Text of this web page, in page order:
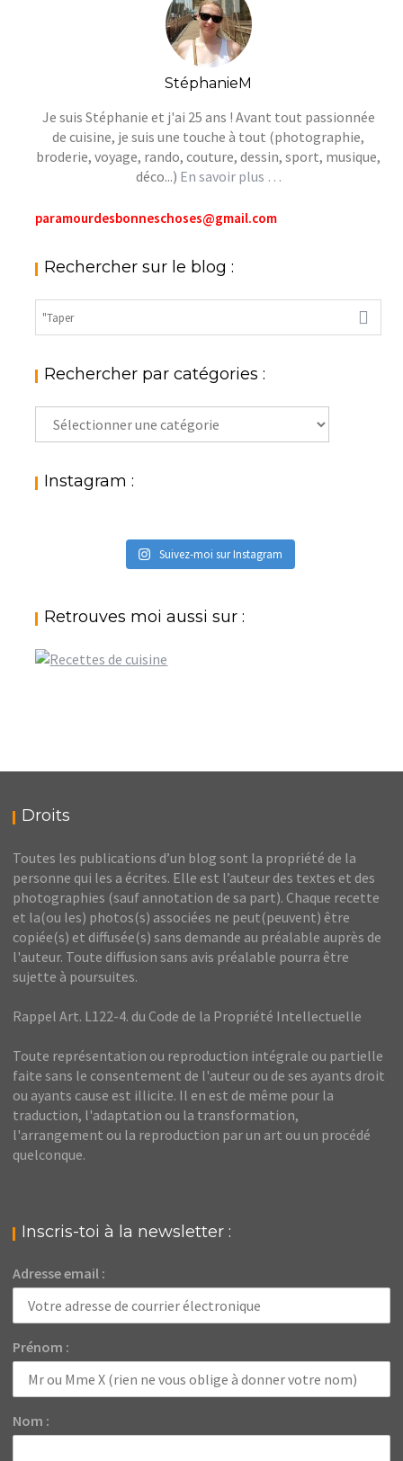
StéphanieM
Je suis Stéphanie et j'ai 25 ans ! Avant tout passionnée
de cuisine, je suis une touche à tout (photographie,
broderie, voyage, rando, couture, dessin, sport, musique,
déco...) En savoir plus …
paramourdesbonneschoses@gmail.com
Rechercher sur le blog :
Rechercher par catégories :
Rechercher
par
: Instagram :
Suivez-moi sur Instagram
Retrouves moi aussi sur :
Droits
Toutes les publications d’un blog sont la propriété de la
personne qui les a écrites. Elle est l’auteur des textes et des
photographies (sauf annotation de sa part). Chaque recette
et la(ou les) photos(s) associées ne peut(peuvent) être
copiée(s) et diffusée(s) sans demande au préalable auprès de
l'auteur. Toute diffusion sans avis préalable pourra être
sujette à poursuites.
Rappel Art. L122-4. du Code de la Propriété Intellectuelle
Toute représentation ou reproduction intégrale ou partielle
faite sans le consentement de l'auteur ou de ses ayants droit
ou ayants cause est illicite. Il en est de même pour la
traduction, l'adaptation ou la transformation,
l'arrangement ou la reproduction par un art ou un procédé
quelconque.
Inscris-toi à la newsletter :
Adresse email :
Prénom :
Nom :